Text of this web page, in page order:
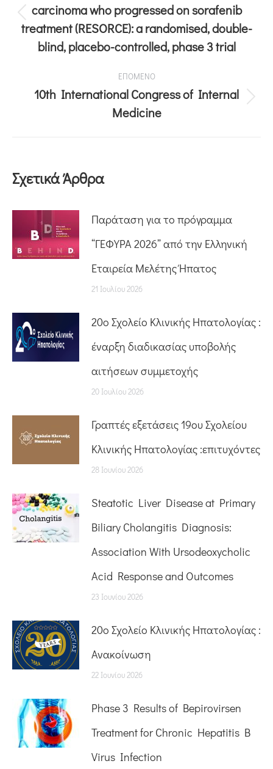
carcinoma who progressed on sorafenib
treatment (RESORCE): a randomised, double-
blind, placebo-controlled, phase 3 trial
ΕΠΟΜΕΝΟ
10th International Congress of Internal
Medicine
Σχετικά Άρθρα
Παράταση για το πρόγραμμα
“ΓΕΦΥΡΑ 2026” από την Ελληνική
Εταιρεία Μελέτης Ήπατος
21 Ιουλίου 2026
20o Σχολείο Κλινικής Ηπατολογίας :
έναρξη διαδικασίας υποβολής
αιτήσεων συμμετοχής
20 Ιουλίου 2026
Γραπτές εξετάσεις 19ου Σχολείου
Κλινικής Ηπατολογίας :επιτυχόντες
28 Ιουνίου 2026
Steatotic Liver Disease at Primary
Biliary Cholangitis Diagnosis:
Association With Ursodeoxycholic
Acid Response and Outcomes
23 Ιουνίου 2026
20o Σχολείο Κλινικής Ηπατολογίας :
Ανακοίνωση
22 Ιουνίου 2026
Phase 3 Results of Bepirovirsen
Treatment for Chronic Hepatitis B
Virus Infection